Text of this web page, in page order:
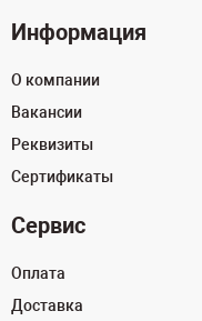
Информация
О компании
Вакансии
Реквизиты
Сертификаты
Сервис
Оплата
Доставка